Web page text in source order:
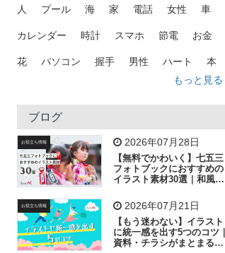
人 プール 海 家 電話 女性 車
カレンダー 時計 スマホ 節電 お金
花 パソコン 握手 男性 ハート 本
トラック 木
吹き出し
飛行機 グラフ ビル 魚 家族 書類
歩く 工場 会社 太陽 キラキラ
子供 作業員 相談 ピクトグラム
もっと見る
ブログ
お役立ち情報 2026年07月28日
【無料でかわいく】七五三
フォトブックにおすすめの
イラスト素材30選｜和風の
お役立ち情報 2026年07月21日
【もう迷わない】イラスト
に統一感を出す5つのコツ｜
資料・チラシがまとまるフ